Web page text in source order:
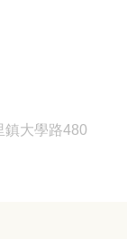
鎮大學路480